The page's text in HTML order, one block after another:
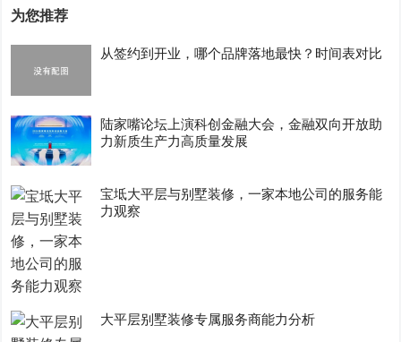
为您推荐
从签约到开业，哪个品牌落地最快？时间表对比
陆家嘴论坛上演科创金融大会，金融双向开放助
力新质生产力高质量发展
宝坻大平层与别墅装修，一家本地公司的服务能
力观察
大平层别墅装修专属服务商能力分析